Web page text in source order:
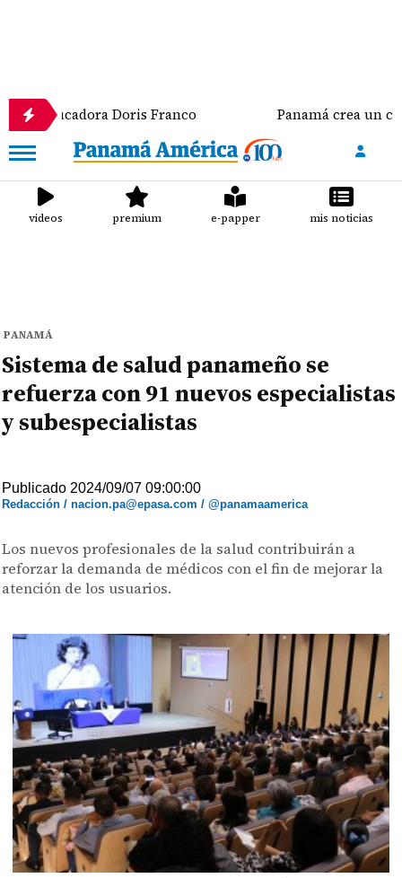
Doris Franco Panamá crea un comando
videos premium e-papper mis noticias
PANAMÁ
Sistema de salud panameño se
refuerza con 91 nuevos especialistas
y subespecialistas
Publicado 2024/09/07 09:00:00
Redacción / nacion.pa@epasa.com / @panamaamerica
Los nuevos profesionales de la salud contribuirán a
reforzar la demanda de médicos con el fin de mejorar la
atención de los usuarios.